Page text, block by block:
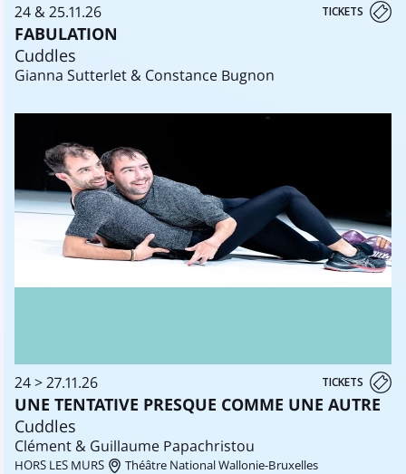
24 & 25.11.26 TICKETS
FABULATION
Cuddles
Gianna Sutterlet & Constance Bugnon
24 > 27.11.26 TICKETS
UNE TENTATIVE PRESQUE COMME UNE AUTRE
Cuddles
Clément & Guillaume Papachristou
HORS LES MURS Théâtre National Wallonie-Bruxelles